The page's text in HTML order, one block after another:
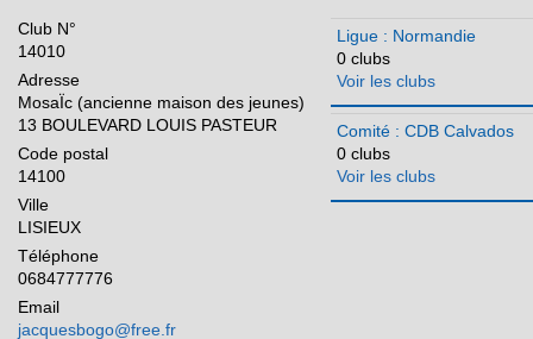
Club N°
14010
Adresse
MosaÏc (ancienne maison des jeunes)
13 BOULEVARD LOUIS PASTEUR
Code postal
14100
Ville
LISIEUX
Téléphone
0684777776
Email
jacquesbogo@free.fr
Ligue : Normandie
0 clubs
Voir les clubs
Comité : CDB Calvados
0 clubs
Voir les clubs